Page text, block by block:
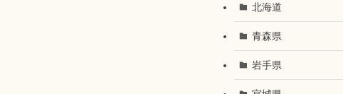
北海道
青森県
岩手県